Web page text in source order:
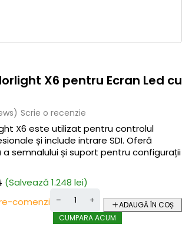
X6 pentru Ecran Led cu
Scrie o recenzie
X6 este utilizat pentru controlul
și include intrare SDI. Oferă
semnalului și suport pentru configurații
(Salvează 1.248 lei)
comenzi
ADAUGĂ ÎN COȘ
CUMPARA ACUM